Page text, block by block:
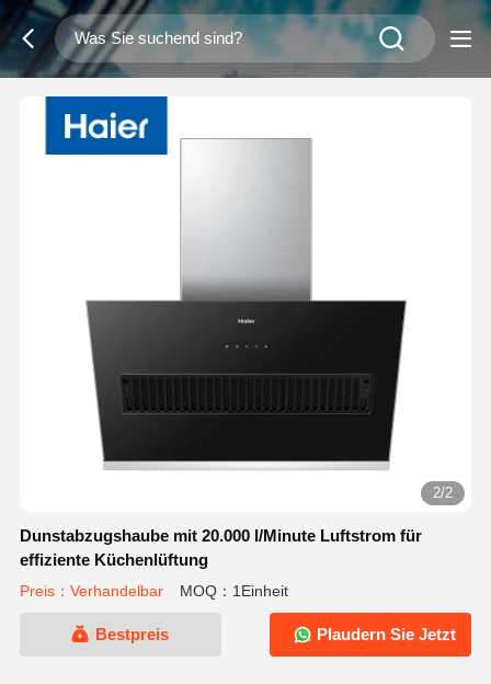
2/2
Dunstabzugshaube mit 20.000 l/Minute Luftstrom für
effiziente Küchenlüftung
Preis：Verhandelbar MOQ：1Einheit
Bestpreis Plaudern Sie Jetzt